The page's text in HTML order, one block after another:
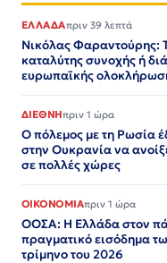
ΕΛΛΑΔΑπριν 39 λεπτά
Νικόλας Φαραντούρης:
καταλύτης συνοχής ή
ευρωπαϊκής
ΔΙΕΘΝΗπριν 1 ώρα
Ο πόλεμος με τη Ρωσία
στην Ουκρανία να
σε πολλές χώρες
ΟΙΚΟΝΟΜΙΑπριν 1 ώρα
ΟΟΣΑ: Η Ελλάδα στον
πραγματικό εισόδημα
τρίμηνο του 2026